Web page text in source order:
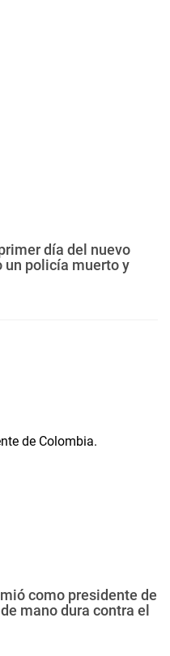
día del nuevo
un policía muerto y
como presidente de
mano dura contra el